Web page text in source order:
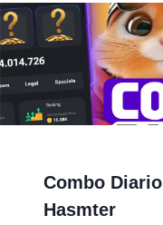
Combo Diario
Hasmter